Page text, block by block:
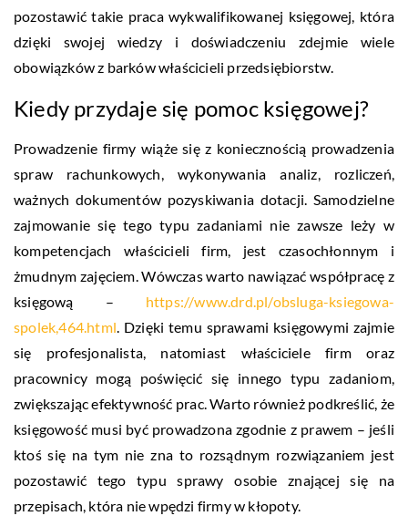
pozostawić takie praca wykwalifikowanej księgowej, która
dzięki swojej wiedzy i doświadczeniu zdejmie wiele
obowiązków z barków właścicieli przedsiębiorstw.
Kiedy przydaje się pomoc księgowej?
Prowadzenie firmy wiąże się z koniecznością prowadzenia
spraw rachunkowych, wykonywania analiz, rozliczeń,
ważnych dokumentów pozyskiwania dotacji. Samodzielne
zajmowanie się tego typu zadaniami nie zawsze leży w
kompetencjach właścicieli firm, jest czasochłonnym i
żmudnym zajęciem. Wówczas warto nawiązać współpracę z
księgową – https://www.drd.pl/obsluga-ksiegowa-
spolek,464.html . Dzięki temu sprawami księgowymi zajmie
się profesjonalista, natomiast właściciele firm oraz
pracownicy mogą poświęcić się innego typu zadaniom,
zwiększając efektywność prac. Warto również podkreślić, że
księgowość musi być prowadzona zgodnie z prawem – jeśli
ktoś się na tym nie zna to rozsądnym rozwiązaniem jest
pozostawić tego typu sprawy osobie znającej się na
przepisach, która nie wpędzi firmy w kłopoty.